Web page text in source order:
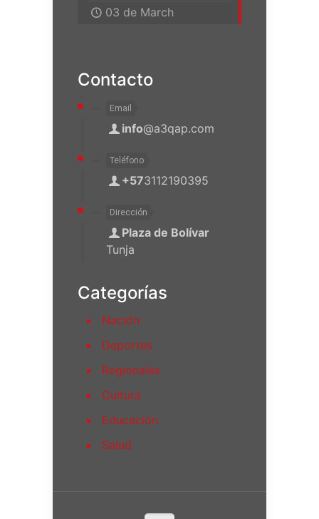
03 de March
Contacto
Email
info@a3qap.com
Teléfono
+573112190395
Dirección
Plaza de Bolívar
Tunja
Categorías
Nación
Deportes
Regionales
Cultura
Educación
Salud